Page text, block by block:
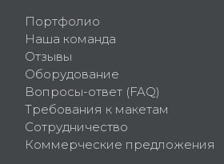
Портфолио
Наша команда
Отзывы
Оборудование
Вопросы-ответ (FAQ)
Требования к макетам
Сотрудничество
Коммерческие предложения